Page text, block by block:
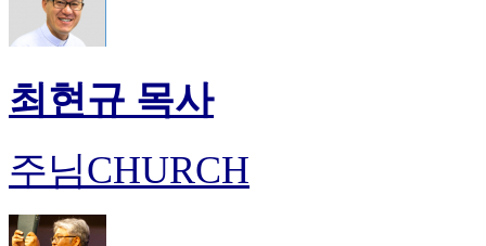
최현규 목사
주님CHURCH